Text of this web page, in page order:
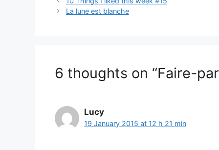
La lune est blanche
6 thoughts on “Faire-
Lucy
19 January 2015 at 12 h 21 min